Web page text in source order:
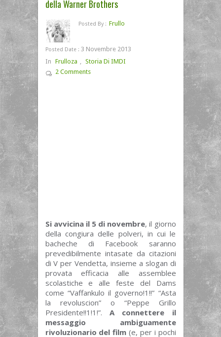
della Warner Brothers
Posted By : Frullo
Posted Date : 3 Novembre 2013
In Frulloza , Storia Di IMDI
2 Comments
Si avvicina il 5 di novembre, il giorno
della congiura delle polveri, in cui le
bacheche di Facebook saranno
prevedibilmente intasate da citazioni
di V per Vendetta, insieme a slogan di
provata efficacia alle assemblee
scolastiche e alle feste del Dams
come “Vaffankulo il governo!1!!” “Asta
la revoluscion” o “Peppe Grillo
Presidente!!1!1!”. A connettere il
messaggio ambiguamente
rivoluzionario del film (e, per i pochi